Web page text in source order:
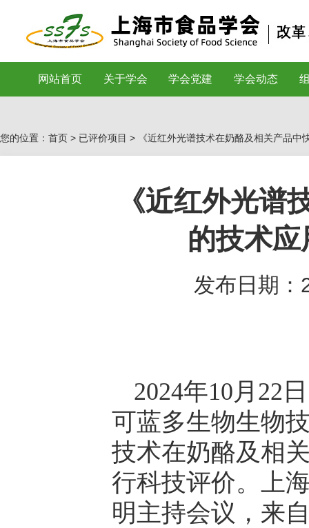
网站首页 关于学会 学会党建 学会动态
您的位置：首页 > 已评价项目 > 《近红外光谱技术在奶酪及相关产品中
《近红外光谱
的技术
发布日期：
2024年10月22
可蓝多生物生物
技术在奶酪及相
行科技评价。上
明主持会议，来